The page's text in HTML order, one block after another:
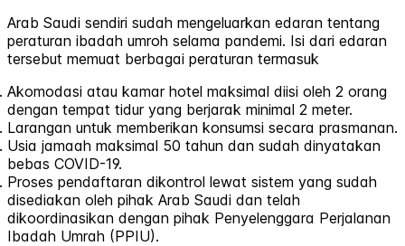
Arab Saudi sendiri sudah mengeluarkan edaran tentang
peraturan ibadah umroh selama pandemi. Isi dari edaran
tersebut memuat berbagai peraturan termasuk
Akomodasi atau kamar hotel maksimal diisi oleh 2 orang
dengan tempat tidur yang berjarak minimal 2 meter.
Larangan untuk memberikan konsumsi secara prasmanan.
Usia jamaah maksimal 50 tahun dan sudah dinyatakan
bebas COVID-19.
Proses pendaftaran dikontrol lewat sistem yang sudah
disediakan oleh pihak Arab Saudi dan telah
dikoordinasikan dengan pihak Penyelenggara Perjalanan
Ibadah Umrah (PPIU).